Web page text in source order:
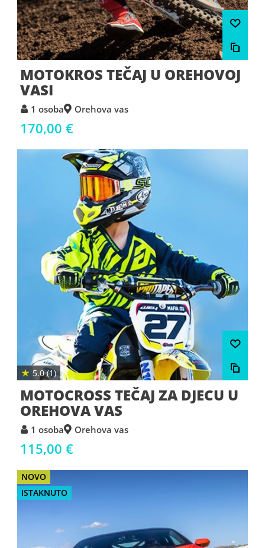
MOTOKROS TEČAJ U OREHOVOJ
VASI
1 osoba Orehova vas
170,00 €
★ 5.0 (1)
MOTOCROSS TEČAJ ZA DJECU U
OREHOVA VAS
1 osoba Orehova vas
115,00 €
NOVO
ISTAKNUTO